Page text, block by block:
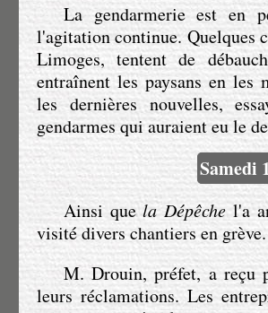
La gendarmerie est en
l'agitation continue. Quelques
Limoges, tentent de
entraînent les paysans en les
les dernières nouvelles,
Samedi
Ainsi que la Dépêchel'a
visité divers chantiers en grève.
M. Drouin, préfet, a reçu
leurs réclamations. Les